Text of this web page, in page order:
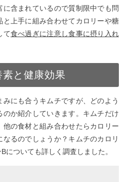
に含まれているので質制限中でも問
と上手に組み合わせてカロリーや糖
て食べ過ぎに注意し食事に摂り入れ
と健康効果
にも合うキムチですが、どのよう
のか紹介していきます。キムチだけ
他の食材と組み合わせたらカロリー
るのでしょうか？キムチのカロリ
についても詳しく調査しました。